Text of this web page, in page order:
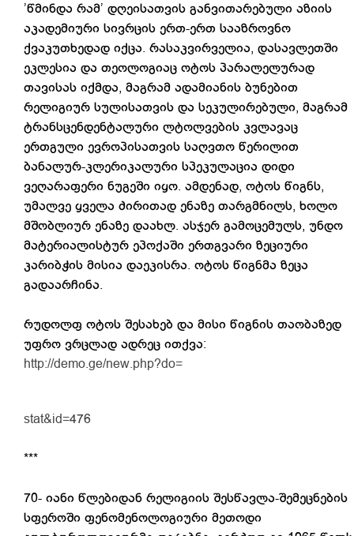
’წმინდა რამ’ დღეისათვის განვითარებული აზიის
აკადემიური სივრცის ერთ-ერთ სააზროვნო
ქვაკუთხედად იქცა. რასაკვირველია, დასავლეთში
ეკლესია და თეოლოგიაც ოტოს პარალელურად
თავისას იქმდა, მაგრამ ადამიანის ბუნებით
რელიგიურ სულისათვის და სეკულირებული, მაგრამ
ტრანსცენდენტალური ლტოლვების კვლავაც
ერთგული ევროპისათვის საღვთო წერილით
ბანალურ-კლერიკალური სპეკულაცია დიდი
ვეღარაფერი ნუგეში იყო. ამდენად, ოტოს წიგნს,
უმალვე ყველა ძირითად ენაზე თარგმნილს, ხოლო
მშობლიურ ენაზე დაახლ. ასჯერ გამოცემულს, უნდო
მატერიალისტურ ეპოქაში ერთგვარი ზეციური
კარიბჭის მისია დაეკისრა. ოტოს წიგნმა ზეცა
გადაარჩინა.
რუდოლფ ოტოს შესახებ და მისი წიგნის თაობაზედ
უფრო ვრცლად ადრეც ითქვა:
http://demo.ge/new.php?do=
stat&id=476
***
70- იანი წლებიდან რელიგიის შესწავლა-შემეცნების
სფეროში ფენომენოლოგიური მეთოდი